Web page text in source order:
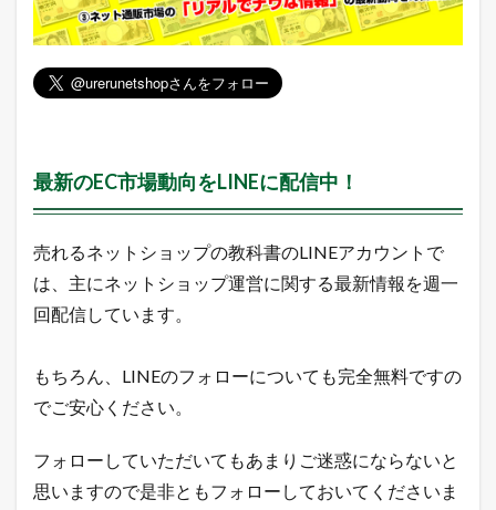
最新のEC市場動向をLINEに配信中！
売れるネットショップの教科書のLINEアカウントで
は、主にネットショップ運営に関する最新情報を週一
回配信しています。
もちろん、LINEのフォローについても完全無料ですの
でご安心ください。
フォローしていただいてもあまりご迷惑にならないと
思いますので是非ともフォローしておいてくださいま